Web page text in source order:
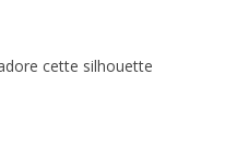
cette silhouette